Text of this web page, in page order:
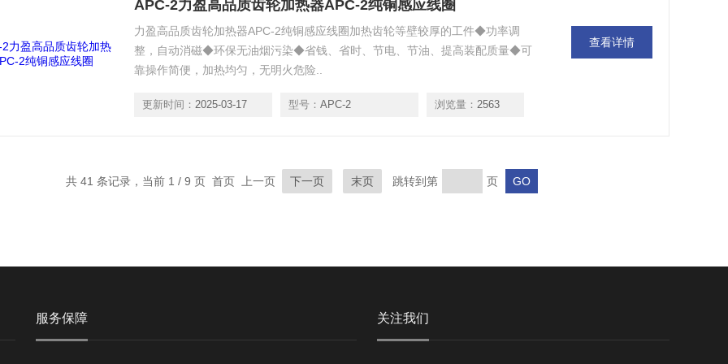
APC-2力盈高品质齿轮加热器APC-2纯铜感应线圈
力盈高品质齿轮加热器APC-2纯铜感应线圈加热齿轮等壁较厚的工件◆功率调
整，自动消磁◆环保无油烟污染◆省钱、省时、节电、节油、提高装配质量◆可
靠操作简便，加热均匀，无明火危险..
更新时间： 2025-03-17 型号： APC-2 浏览量： 2563
查看详情
共 41 条记录，当前 1 / 9 页 首页 上一页 下一页 末页 跳转到第 页
服务保障 关注我们